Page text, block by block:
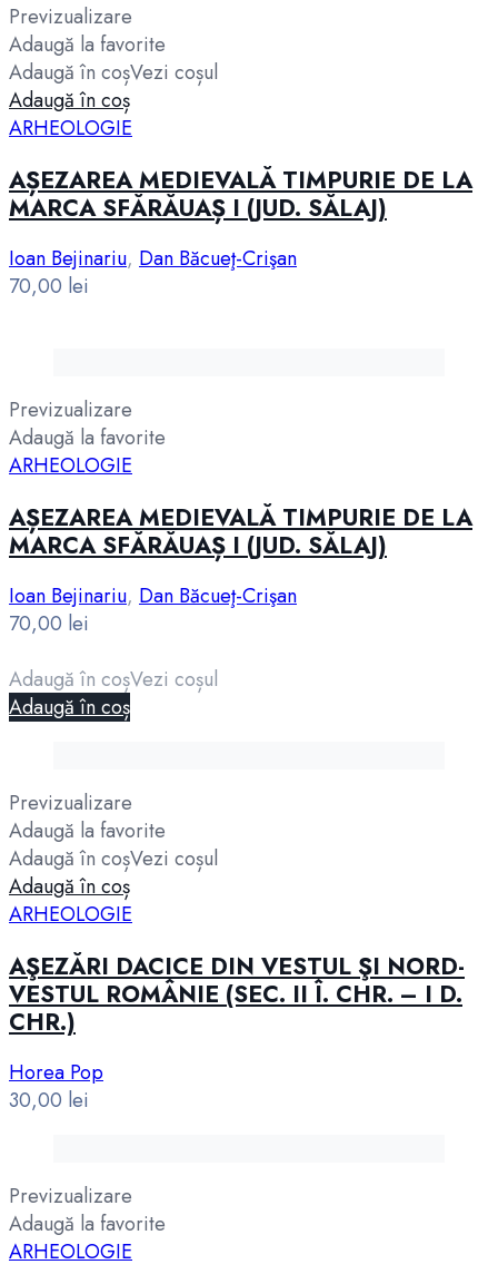
Previzualizare
Adaugă la favorite
Adaugă în coșVezi coșul
Adaugă în coș
ARHEOLOGIE
AȘEZAREA MEDIEVALĂ TIMPURIE DE LA
MARCA SFĂRĂUAȘ I (JUD. SĂLAJ)
Ioan Bejinariu, Dan Băcueţ-Crişan
70,00 lei
Previzualizare
Adaugă la favorite
ARHEOLOGIE
AȘEZAREA MEDIEVALĂ TIMPURIE DE LA
MARCA SFĂRĂUAȘ I (JUD. SĂLAJ)
Ioan Bejinariu, Dan Băcueţ-Crişan
70,00 lei
Adaugă în coșVezi coșul
Adaugă în coș
Previzualizare
Adaugă la favorite
Adaugă în coșVezi coșul
Adaugă în coș
ARHEOLOGIE
AŞEZĂRI DACICE DIN VESTUL ŞI NORD-
VESTUL ROMÂNIE (SEC. II Î. CHR. – I D.
CHR.)
Horea Pop
30,00 lei
Previzualizare
Adaugă la favorite
ARHEOLOGIE